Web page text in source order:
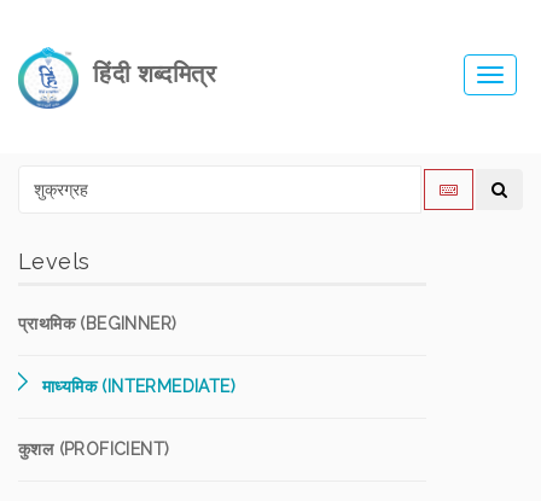
हिंदी शब्दमित्र
Levels
प्राथमिक (BEGINNER)
माध्यमिक (INTERMEDIATE)
कुशल (PROFICIENT)